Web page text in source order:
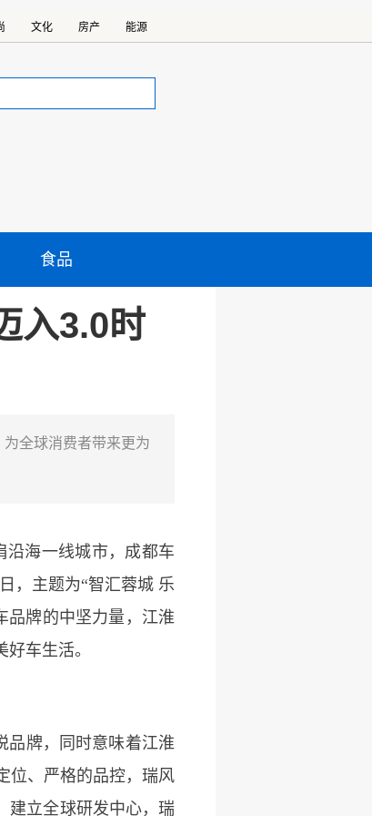
文化 房产 能源
食品
入3.0时
全球消费者带来更为
沿海一线城市，成都车
，主题为“智汇蓉城 乐
品牌的中坚力量，江淮
车生活。
品牌，同时意味着江淮
位、严格的品控，瑞风
建立全球研发中心，瑞